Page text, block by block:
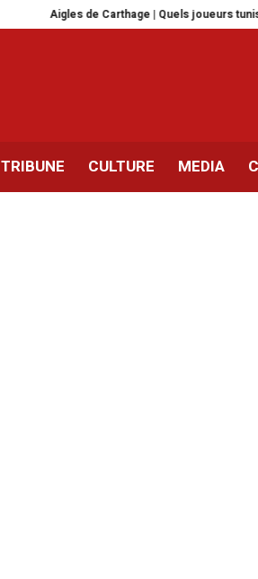
Aigles de Carthage | Quels joueurs tunisiens
TRIBUNE CULTURE MEDIA